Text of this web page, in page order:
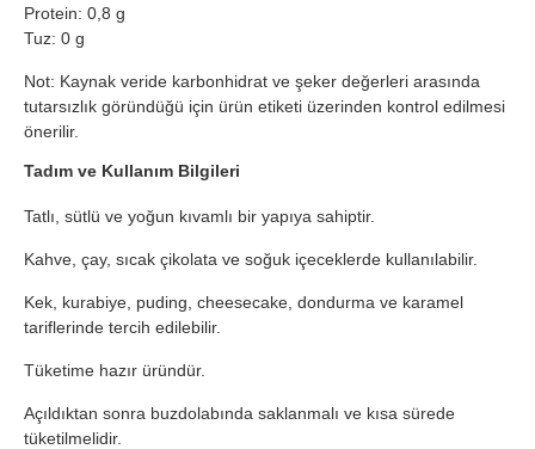
Protein: 0,8 g
Tuz: 0 g
Not: Kaynak veride karbonhidrat ve şeker değerleri arasında
tutarsızlık göründüğü için ürün etiketi üzerinden kontrol edilmesi
önerilir.
Tadım ve Kullanım Bilgileri
Tatlı, sütlü ve yoğun kıvamlı bir yapıya sahiptir.
Kahve, çay, sıcak çikolata ve soğuk içeceklerde kullanılabilir.
Kek, kurabiye, puding, cheesecake, dondurma ve karamel
tariflerinde tercih edilebilir.
Tüketime hazır üründür.
Açıldıktan sonra buzdolabında saklanmalı ve kısa sürede
tüketilmelidir.